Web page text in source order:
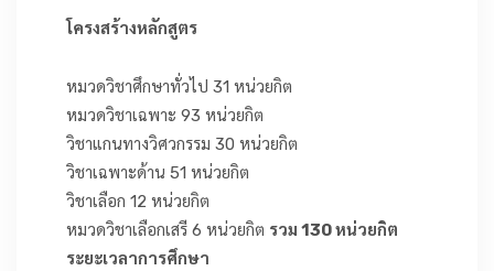
โครงสร้างหลักสูตร
หมวดวิชาศึกษาทั่วไป 31 หน่วยกิต
หมวดวิชาเฉพาะ 93 หน่วยกิต
วิชาแกนทางวิศวกรรม 30 หน่วยกิต
วิชาเฉพาะด้าน 51 หน่วยกิต
วิชาเลือก 12 หน่วยกิต
หมวดวิชาเลือกเสรี 6 หน่วยกิต รวม 130 หน่วยกิต
ระยะเวลาการศึกษา